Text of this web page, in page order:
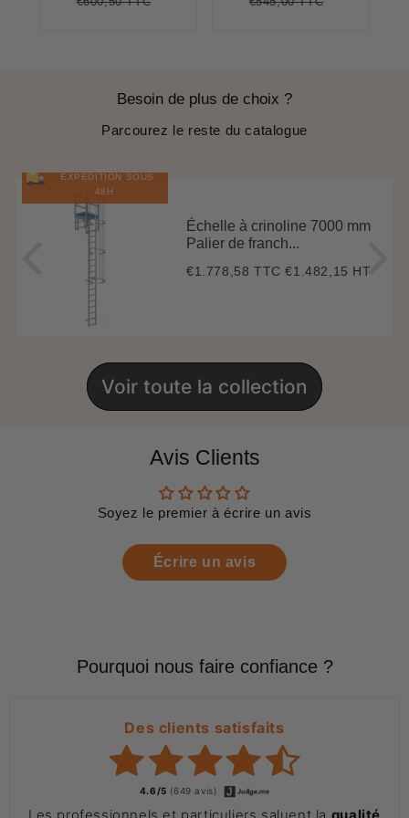
Prix
€600,50
Prix
€545,00
Besoin de plus de choix ?
Parcourez le reste du catalogue
EXPÉDITION SOUS
48H
Échelle à crinoline 7000 mm
Palier de franch...
Prix
€1.778,58 TTC€1.778,58
€1.482,15 HT
Voir toute la collection
Avis Clients
Soyez le premier à écrire un avis
Écrire un avis
Pourquoi nous faire confiance ?
Des clients satisfaits
4.6/5 (649 avis)